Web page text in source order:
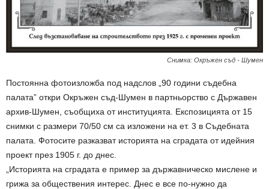
Снимка: Окръжен съд - Шумен
Постоянна фотоизложба под надслов „90 години съдебна
палата” откри Окръжен съд-Шумен в партньорство с Държавен
архив-Шумен, съобщиха от институцията. Експозицията от 15
снимки с размери 70/50 см са изложени на ет. 3 в Съдебната
палата. Фотосите разказват историята на сградата от идейния
проект през 1905 г. до днес.
„Историята на сградата е пример за държавническо мислене и
грижа за обществения интерес. Днес е все по-нужно да